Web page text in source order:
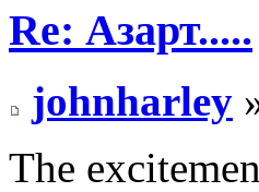
Re: Азарт.....
johnharley
The